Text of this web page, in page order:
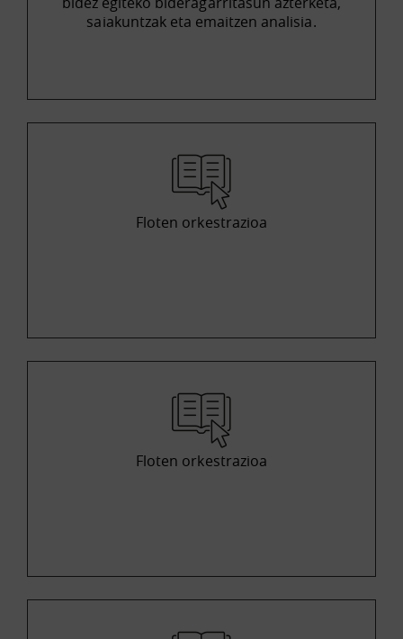
saiakuntzak eta emaitzen analisia.
Floten orkestrazioa
Floten orkestrazioa